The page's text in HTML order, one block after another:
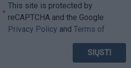
This site is protected by
reCAPTCHA and the Google
Privacy Policy and Terms of